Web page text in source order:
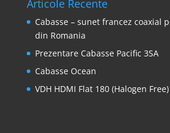
Articole Recente
Cabasse – sunet francez coaxial
din Romania
Prezentare Cabasse Pacific 3SA
Cabasse Ocean
VDH HDMI Flat 180 (Halogen Free)